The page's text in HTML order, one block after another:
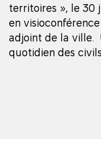
territoires », le 30
en
adjoint de la ville.
quotidien des